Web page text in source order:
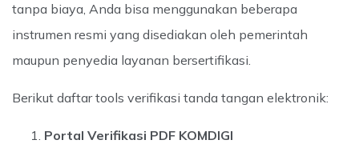
tanpa biaya, Anda bisa menggunakan beberapa
instrumen resmi yang disediakan oleh pemerintah
maupun penyedia layanan bersertifikasi.
Berikut daftar tools verifikasi tanda tangan elektronik:
Portal Verifikasi PDF KOMDIGI